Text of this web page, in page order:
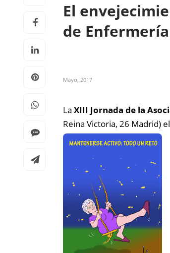
El
de
Mayo, 2017
La XIII Jornada de la
Reina Victoria, 26 Madrid) el